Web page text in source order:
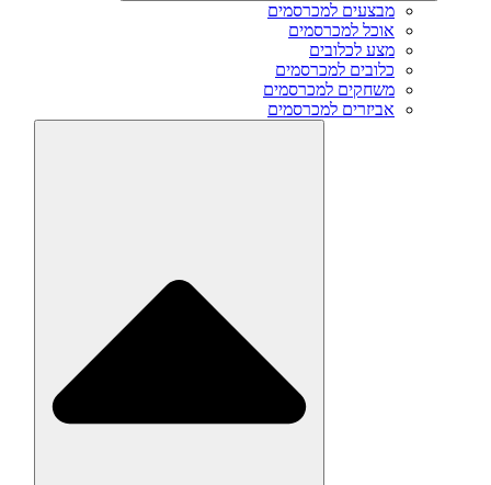
מבצעים למכרסמים
אוכל למכרסמים
מצע לכלובים
כלובים למכרסמים
משחקים למכרסמים
אביזרים למכרסמים